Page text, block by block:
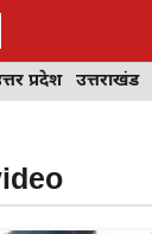
प्रदेश उत्तराखंड